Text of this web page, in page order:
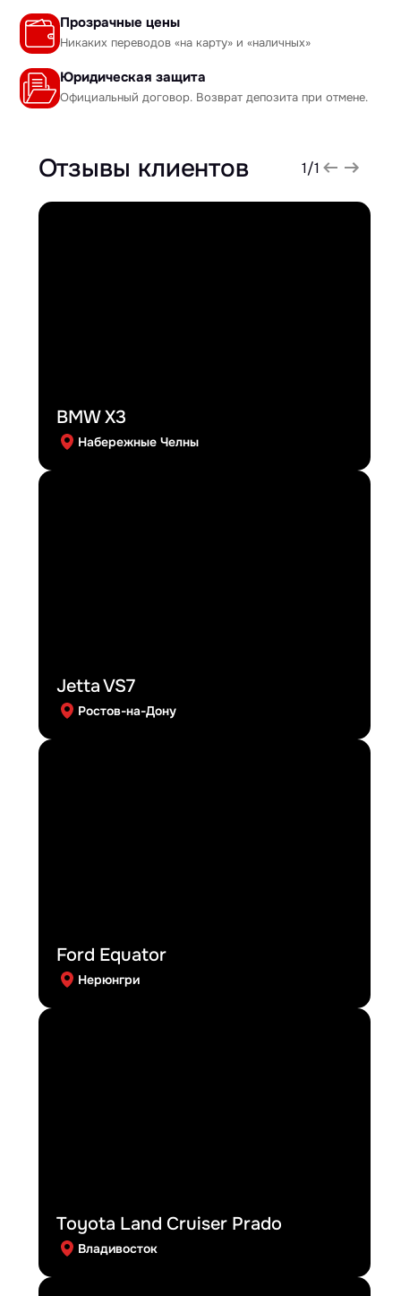
Прозрачные цены
Никаких переводов «на карту» и «наличных»
Юридическая защита
Официальный договор. Возврат депозита при отмене.
Отзывы клиентов 1/1
BMW X3
Набережные Челны
Jetta VS7
Ростов-на-Дону
Ford Equator
Нерюнгри
Toyota Land Cruiser Prado
Владивосток